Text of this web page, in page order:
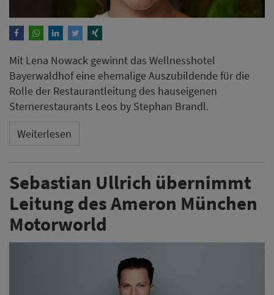
Mit Lena Nowack gewinnt das Wellnesshotel
Bayerwaldhof eine ehemalige Auszubildende für die
Rolle der Restaurantleitung des hauseigenen
Sternerestaurants Leos by Stephan Brandl.
Weiterlesen
Sebastian Ullrich übernimmt
Leitung des Ameron München
Motorworld